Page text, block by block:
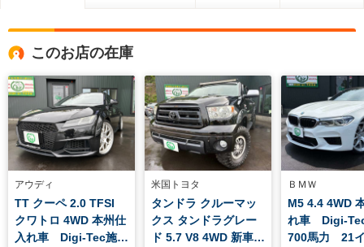
このお店の在庫
アウディ
TT クーペ 2.0 TFSI
クワトロ 4WD 本州仕
入れ車 Digi-Tec施
米国トヨタ
タンドラ クルーマッ
クス タンドラグレー
ド 5.7 V8 4WD 新車並
ＢＭＷ
M5 4.4 4WD
れ車 Digi-
700馬力 21